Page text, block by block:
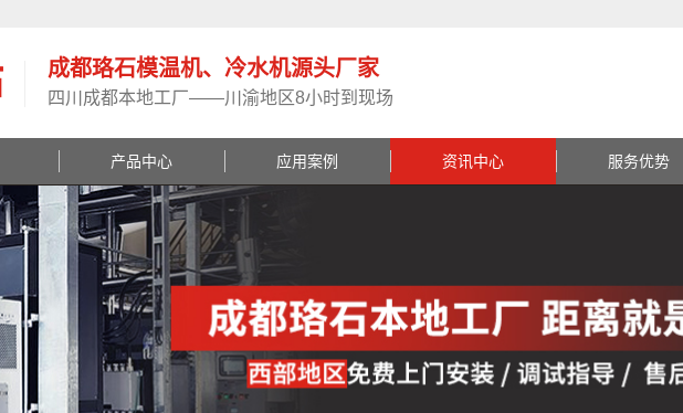
成都珞石模温机、冷水机源头厂家
四川成都本地工厂——川渝地区8小时到现场
产品中心 应用案例 资讯中心 服务优势